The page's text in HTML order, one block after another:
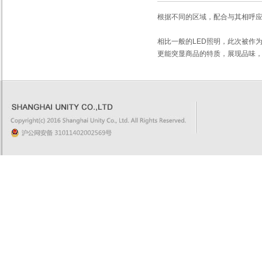
根据不同的区域，配合与其相呼
相比一般的LED照明，此次被作
更能突显商品的特质，展现品味